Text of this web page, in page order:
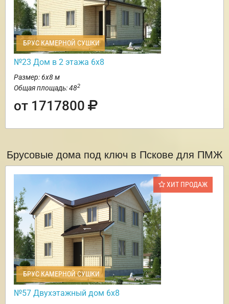
БРУС КАМЕРНОЙ СУШКИ
№23 Дом в 2 этажа 6х8
Размер: 6х8 м
Общая площадь: 482
от 1717800
Брусовые дома под ключ в Пскове для ПМЖ
ХИТ ПРОДАЖ
БРУС КАМЕРНОЙ СУШКИ
№57 Двухэтажный дом 6х8